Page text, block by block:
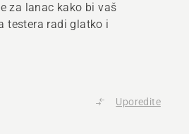
za lanac kako bi vaš
testera radi glatko i
Uporedite